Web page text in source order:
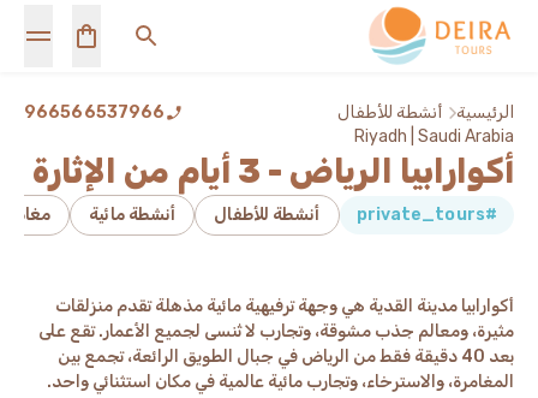
الرئيسية أنشطة للأطفال
966566537966
Riyadh | Saudi Arabia
أكوارابيا الرياض - 3 أيام من الإثارة
#private_tours أنشطة للأطفال أنشطة مائية
أكوارابيا مدينة القدية هي وجهة ترفيهية مائية مذهلة تقدم منزلقات
مثيرة، ومعالم جذب مشوقة، وتجارب لا تُنسى لجميع الأعمار. تقع على
بعد 40 دقيقة فقط من الرياض في جبال الطويق الرائعة، تجمع بين
المغامرة، والاسترخاء، وتجارب مائية عالمية في مكان استثنائي واحد.